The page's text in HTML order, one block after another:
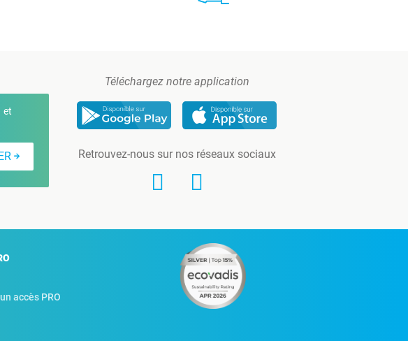
et
Téléchargez notre application
Retrouvez-nous sur nos réseaux sociaux
accès PRO